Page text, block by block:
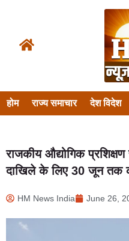
होम राज्य समाचार देश विदेश
राजकीय औद्योगिक
दाखिले के लिए 30 जून
HM News India June 26,